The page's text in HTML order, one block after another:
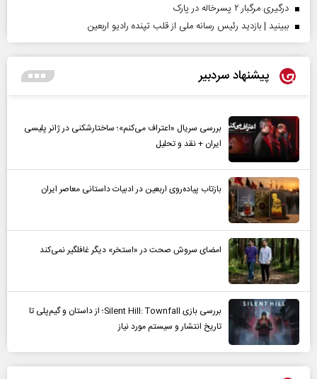
درگیری مرگبار ۲ پسرخاله در پارک
ببینید | بازدید رئیس رسانه ملی از قلب تپنده رادیو اربعین
پیشنهاد سردبیر
بررسی سریال «اعتراف می‌کنم»؛ ساختارشکنی در ژانر پلیسی
ایران + نقد و تحلیل
بازتاب پیاده‌روی اربعین در ادبیات داستانی معاصر ایران
امضای سروش صحت در «استخر» دیگر غافلگیر نمی‌کند
بررسی بازی Silent Hill: Townfall؛ از داستان و گیم‌پلی تا
تاریخ انتشار و سیستم مورد نیاز